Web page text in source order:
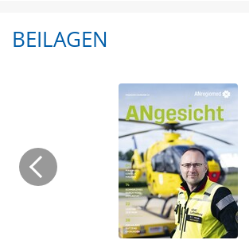
BEILAGEN